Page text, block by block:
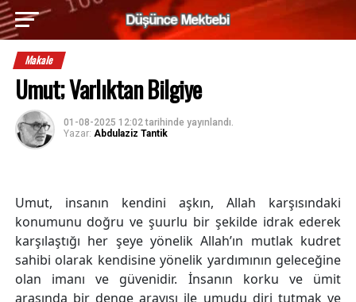
Makale
Umut; Varlıktan Bilgiye
01-08-2025 12:02tarihinde yayınlandı.
Yazar: Abdulaziz Tantik
Umut, insanın kendini aşkın, Allah karşısındaki
konumunu doğru ve şuurlu bir şekilde idrak ederek
karşılaştığı her şeye yönelik Allah’ın mutlak kudret
sahibi olarak kendisine yönelik yardımının geleceğine
olan imanı ve güvenidir. İnsanın korku ve ümit
arasında bir denge arayışı ile umudu diri tutmak ve